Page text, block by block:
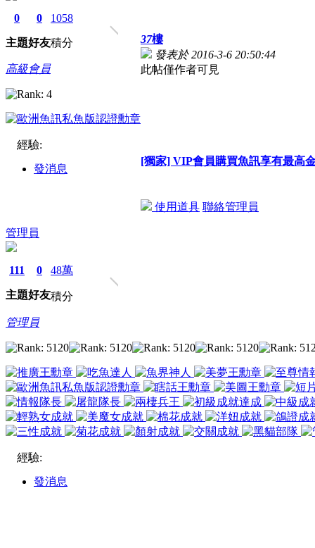
0
主題
0
好友
1058
積分
高級會員
經驗:
發消息
37樓
發表於 2016-3-6 20:50:44
此帖僅作者可見
[獨家] VIP會員購買魚訊享有最高
使用道具 聯絡管理員
管理員
111
主題
0
好友
48萬
積分
管理員
經驗:
發消息